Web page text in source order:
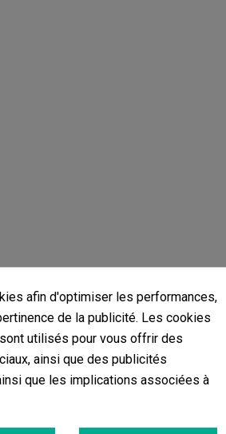
!
afin d'optimiser les performances,
de la publicité. Les cookies
utilisés pour vous offrir des
ainsi que des publicités
que les implications associées à